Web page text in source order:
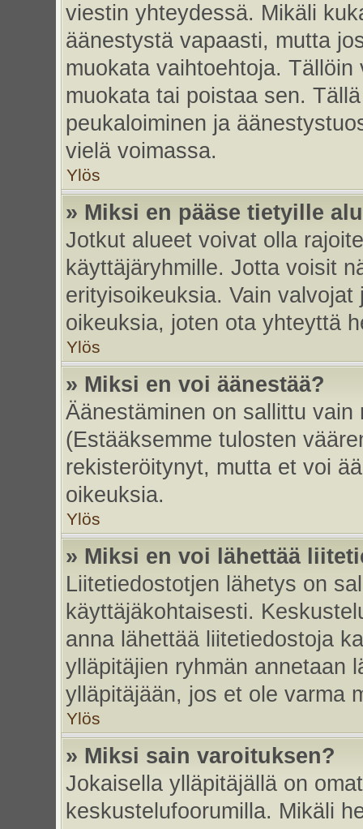
viestin yhteydessä. Mikäli
äänestystä vapaasti, mutta
muokata vaihtoehtoja.
muokata tai poistaa sen.
peukaloiminen ja
vielä voimassa.
Ylös
» Miksi en pääse tietyille
Jotkut alueet voivat olla
käyttäjäryhmille. Jotta voisit
erityisoikeuksia. Vain
oikeuksia, joten ota yhteyttä
Ylös
» Miksi en voi äänestää?
Äänestäminen on sallittu
(Estääksemme tulosten
rekisteröitynyt, mutta et voi
oikeuksia.
Ylös
» Miksi en voi lähettää
Liitetiedostotjen lähetys on
käyttäjäkohtaisesti.
anna lähettää liitetiedostoja
ylläpitäjien ryhmän annetaan
ylläpitäjään, jos et ole varma
Ylös
» Miksi sain varoituksen?
Jokaisella ylläpitäjällä on
keskustelufoorumilla. Mikäli